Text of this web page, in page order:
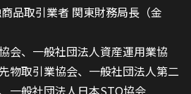
品取引業者 関東財務局長（金
会、一般社団法人資産運用業協
物取引業協会、一般社団法人第二